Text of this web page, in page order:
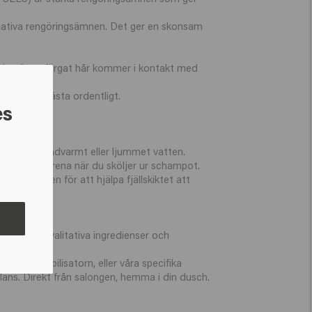
rengöringsämnen. Det ger en skonsam
oftare färgat hår kommer i kontakt med
fästa ordentligt.
med handvarmt eller ljummet vatten.
rena när du sköljer ur schampot.
vatten för att hjälpa fjällskiktet att
högkvalitativa ingredienser och
färgstabilisatorn, eller våra specifika
Direkt från salongen, hemma i din dusch.